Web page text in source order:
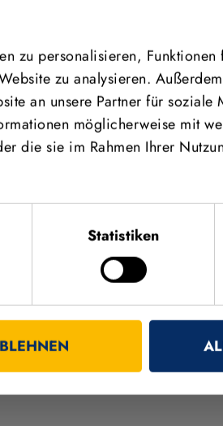
zu personalisieren,
zu analysieren.
an unsere Partner für
möglicherweise mit
die sie im Rahmen Ihrer
Statistiken
MATCHING MIT MVTEC